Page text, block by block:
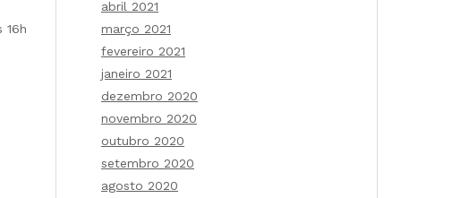
16h
abril 2021
março 2021
fevereiro 2021
janeiro 2021
dezembro 2020
novembro 2020
outubro 2020
setembro 2020
agosto 2020